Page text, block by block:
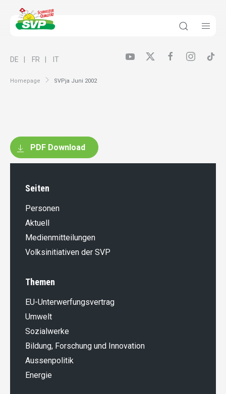
Homepage SVPja Juni 2002
DE FR IT
PDF Download
Seiten
Personen
Aktuell
Medienmitteilungen
Volksinitiativen der SVP
Themen
EU-Unterwerfungsvertrag
Umwelt
Sozialwerke
Bildung, Forschung und Innovation
Aussenpolitik
Energie